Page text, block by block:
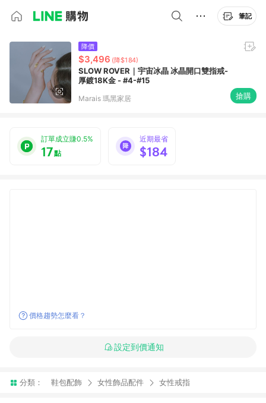
筆記
降價
$3,496 (降$184)
SLOW ROVER｜宇宙冰晶 冰晶開口雙指戒-
厚鍍18K金 - #4-#15
Marais 瑪黑家居 搶購
訂單成立賺0.5%
17點
近期最省
$184
價格趨勢怎麼看？
設定到價通知
分類： 鞋包配飾 女性飾品配件 女性戒指